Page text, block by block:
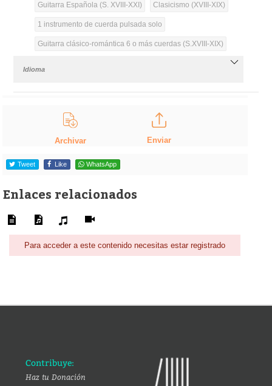
Guitarra Española (S. XVIII-XXI) Clasicismo (XVIII-XIX)
1 instrumento de cuerda pulsada solo
Guitarra clásico-romántica 6 o más cuerdas (S.XVIII-XIX)
Idioma
Archivar Enviar
Tweet Like WhatsApp
Enlaces relacionados
Para acceder a este contenido necesitas estar registrado
Contribuye:
Haz tu Donación